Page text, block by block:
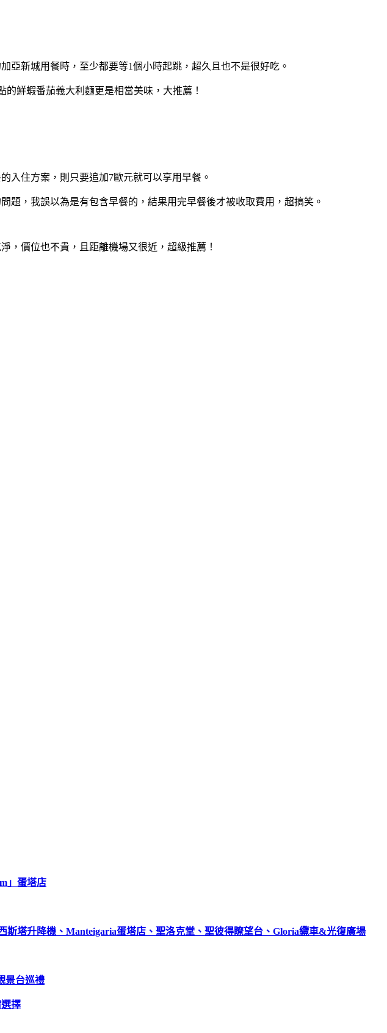
亞新城用餐時，至少都要等1個小時起跳，超久且也不是很好吃。
鮮蝦番茄義大利麵更是相當美味，大推薦！
入住方案，則只要追加7歐元就可以享用早餐。
，我誤以為是有包含早餐的，結果用完早餐後才被收取費用，超搞笑。
，價位也不貴，且距離機場又很近，超級推薦！
」蛋塔店
斯塔升降機、Manteigaria蛋塔店、聖洛克堂、聖彼得瞭望台、Gloria纜車&光復廣場
景台巡禮
擇